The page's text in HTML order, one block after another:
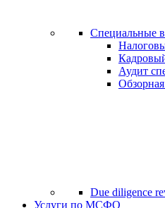
Специальные
Аудит
Due diligence
Услуги по МСФО